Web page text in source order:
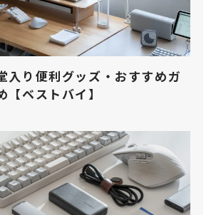
入り便利グッズ・おすすめガ
ベストバイ】